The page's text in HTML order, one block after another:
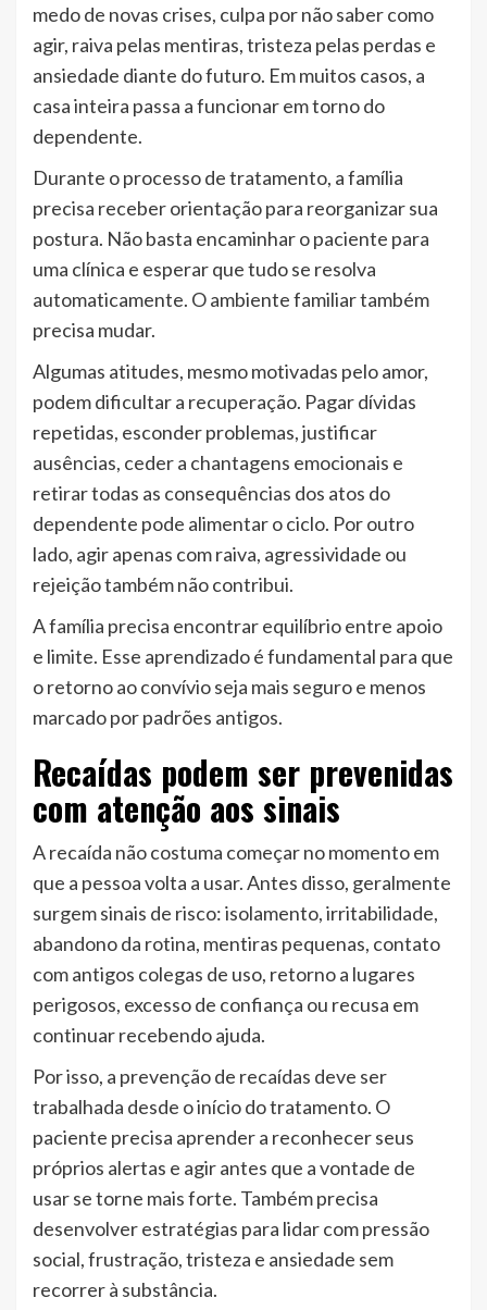
medo de novas crises, culpa por não saber como
agir, raiva pelas mentiras, tristeza pelas perdas e
ansiedade diante do futuro. Em muitos casos, a
casa inteira passa a funcionar em torno do
dependente.
Durante o processo de tratamento, a família
precisa receber orientação para reorganizar sua
postura. Não basta encaminhar o paciente para
uma clínica e esperar que tudo se resolva
automaticamente. O ambiente familiar também
precisa mudar.
Algumas atitudes, mesmo motivadas pelo amor,
podem dificultar a recuperação. Pagar dívidas
repetidas, esconder problemas, justificar
ausências, ceder a chantagens emocionais e
retirar todas as consequências dos atos do
dependente pode alimentar o ciclo. Por outro
lado, agir apenas com raiva, agressividade ou
rejeição também não contribui.
A família precisa encontrar equilíbrio entre apoio
e limite. Esse aprendizado é fundamental para que
o retorno ao convívio seja mais seguro e menos
marcado por padrões antigos.
Recaídas podem ser prevenidas
com atenção aos sinais
A recaída não costuma começar no momento em
que a pessoa volta a usar. Antes disso, geralmente
surgem sinais de risco: isolamento, irritabilidade,
abandono da rotina, mentiras pequenas, contato
com antigos colegas de uso, retorno a lugares
perigosos, excesso de confiança ou recusa em
continuar recebendo ajuda.
Por isso, a prevenção de recaídas deve ser
trabalhada desde o início do tratamento. O
paciente precisa aprender a reconhecer seus
próprios alertas e agir antes que a vontade de
usar se torne mais forte. Também precisa
desenvolver estratégias para lidar com pressão
social, frustração, tristeza e ansiedade sem
recorrer à substância.